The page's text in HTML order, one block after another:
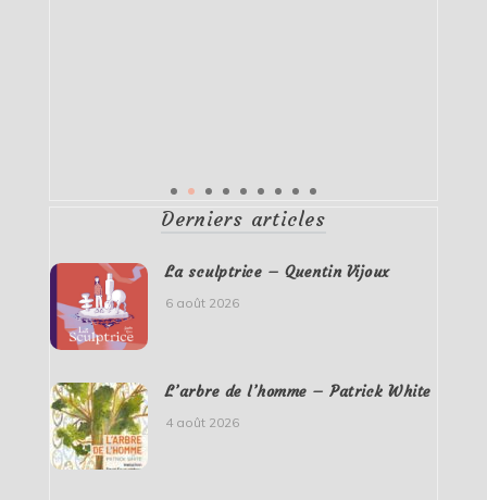
Derniers articles
La sculptrice – Quentin Vijoux
6 août 2026
L’arbre de l’homme – Patrick White
4 août 2026